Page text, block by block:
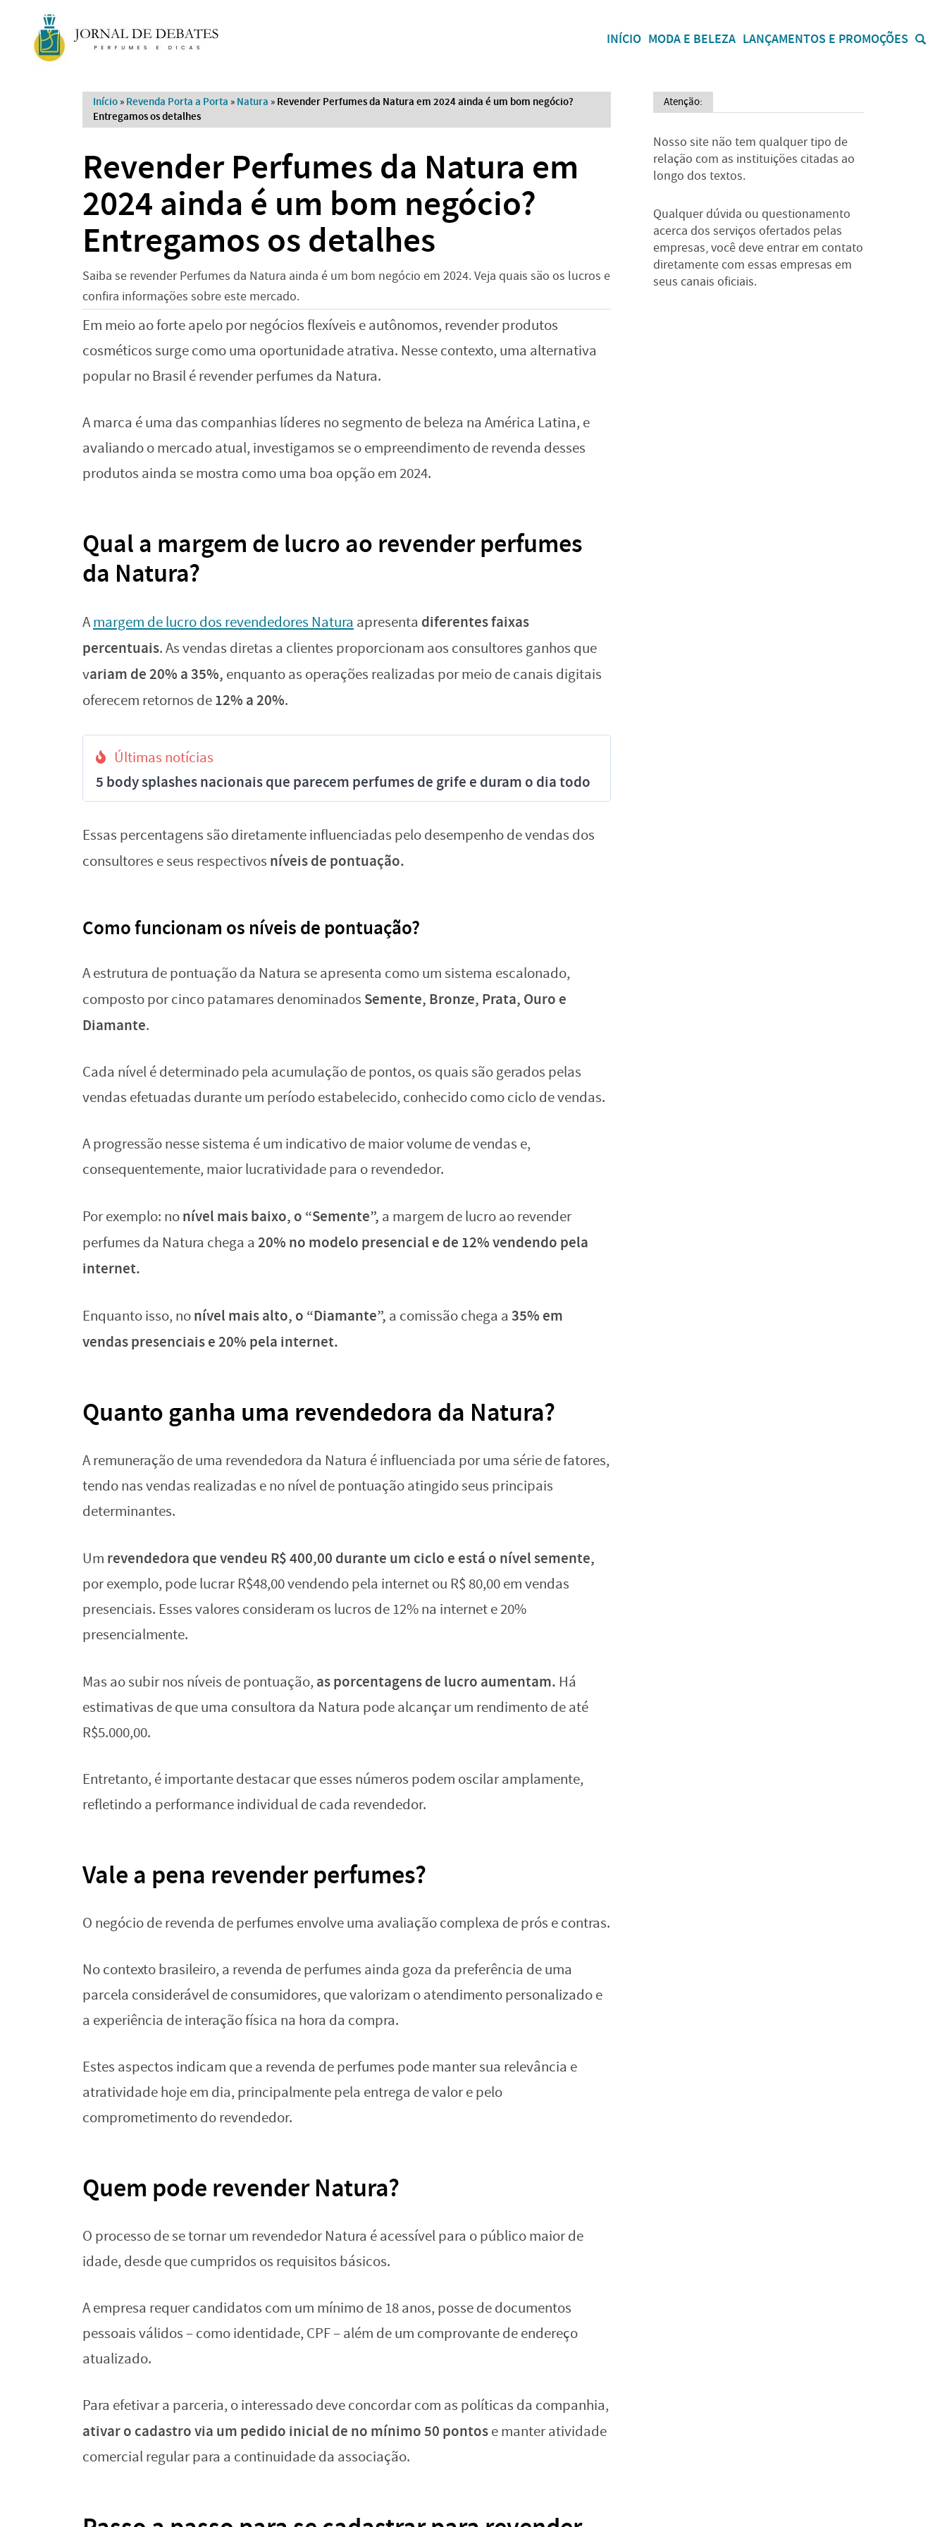
INÍCIO MODA E BELEZA LANÇAMENTOS E PROMOÇÕES
Início » Revenda Porta a Porta » Natura » Revender Perfumes da Natura em 2024 ainda é um bom negócio?
Entregamos os detalhes
Revender Perfumes da Natura em
2024 ainda é um bom negócio?
Entregamos os detalhes
Saiba se revender Perfumes da Natura ainda é um bom negócio em 2024. Veja quais são os lucros e
confira informações sobre este mercado.
Em meio ao forte apelo por negócios flexíveis e autônomos, revender produtos
cosméticos surge como uma oportunidade atrativa. Nesse contexto, uma alternativa
popular no Brasil é revender perfumes da Natura.
A marca é uma das companhias líderes no segmento de beleza na América Latina, e
avaliando o mercado atual, investigamos se o empreendimento de revenda desses
produtos ainda se mostra como uma boa opção em 2024.
Qual a margem de lucro ao revender perfumes
da Natura?
Amargem de lucro dos revendedores Natura apresenta diferentes faixas
percentuais. As vendas diretas a clientes proporcionam aos consultores ganhos que
variam de 20% a 35%, enquanto as operações realizadas por meio de canais digitais
oferecem retornos de12% a 20%.
Últimas notícias
5 body splashes nacionais que parecem perfumes de grife e duram o dia todo
Essas percentagens são diretamente influenciadas pelo desempenho de vendas dos
consultores e seus respectivos níveis de pontuação.
Como funcionam os níveis de pontuação?
A estrutura de pontuação da Natura se apresenta como um sistema escalonado,
composto por cinco patamares denominados Semente, Bronze, Prata, Ouro e
Diamante.
Cada nível é determinado pela acumulação de pontos, os quais são gerados pelas
vendas efetuadas durante um período estabelecido, conhecido como ciclo de vendas.
A progressão nesse sistema é um indicativo de maior volume de vendas e,
consequentemente, maior lucratividade para o revendedor.
Por exemplo: nonível mais baixo, o “Semente”, a margem de lucro ao revender
perfumes da Natura chega a 20% no modelo presencial e de 12% vendendo pela
internet.
Enquanto isso, nonível mais alto, o “Diamante”, a comissão chega a 35% em
vendas presenciais e 20% pela internet.
Quanto ganha uma revendedora da Natura?
A remuneração de uma revendedora da Natura é influenciada por uma série de fatores,
tendo nas vendas realizadas e no nível de pontuação atingido seus principais
determinantes.
Um revendedora que vendeu R$ 400,00 durante um ciclo e está o nível semente,
por exemplo, pode lucrar R$48,00 vendendo pela internet ou R$ 80,00 em vendas
presenciais. Esses valores consideram os lucros de 12% na internet e 20%
presencialmente.
Mas ao subir nos níveis de pontuação, as porcentagens de lucro aumentam. Há
estimativas de que uma consultora da Natura pode alcançar um rendimento de até
R$5.000,00.
Entretanto, é importante destacar que esses números podem oscilar amplamente,
refletindo a performance individual de cada revendedor.
Vale a pena revender perfumes?
O negócio de revenda de perfumes envolve uma avaliação complexa de prós e contras.
No contexto brasileiro, a revenda de perfumes ainda goza da preferência de uma
parcela considerável de consumidores, que valorizam o atendimento personalizado e
a experiência de interação física na hora da compra.
Estes aspectos indicam que a revenda de perfumes pode manter sua relevância e
atratividade hoje em dia, principalmente pela entrega de valor e pelo
comprometimento do revendedor.
Quem pode revender Natura?
O processo de se tornar um revendedor Natura é acessível para o público maior de
idade, desde que cumpridos os requisitos básicos.
A empresa requer candidatos com um mínimo de 18 anos, posse de documentos
pessoais válidos – como identidade, CPF – além de um comprovante de endereço
atualizado.
Para efetivar a parceria, o interessado deve concordar com as políticas da companhia,
ativar o cadastro via um pedido inicial de no mínimo 50 pontose manter atividade
comercial regular para a continuidade da associação.
Atenção:
Nosso site não tem qualquer tipo de
relação com as instituições citadas ao
longo dos textos.
Qualquer dúvida ou questionamento
acerca dos serviços ofertados pelas
empresas, você deve entrar em contato
diretamente com essas empresas em
seus canais oficiais.